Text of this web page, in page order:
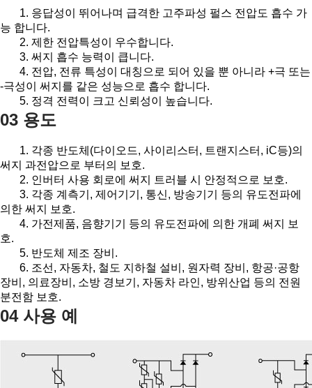
1. 응답성이 뛰어나며 급격한 고주파성 펄스 전압도 흡수 가
능 합니다.
2. 제한 전압특성이 우수합니다.
3. 써지 흡수 능력이 큽니다.
4. 전압, 전류 특성이 대칭으로 되어 있을 뿐 아니라 +극 또는
-극성이 써지를 같은 성능으로 흡수 합니다.
5. 정격 전력이 크고 신뢰성이 높습니다.
03 용도
1. 각종 반도체(다이오드, 사이리스터, 트랜지스터, iC등)의
써지 과전압으로 부터의 보호.
2. 인버터 사용 회로에 써지 트러블 시 안정적으로 보호.
3. 각종 계측기, 제어기기, 통신, 방송기기 등의 유도전파에
의한 써지 보호.
4. 가전제품, 음향기기 등의 유도전파에 의한 개폐 써지 보
호.
5. 반도체 제조 장비.
6. 조선, 자동차, 철도 지하철 설비, 원자력 장비, 항공·공항
장비, 의료장비, 소방 경보기, 자동차 라인, 방위산업 등의 전원
분전함 보호.
04 사용 예